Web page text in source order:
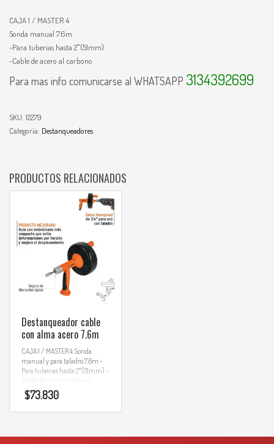
CAJA 1 / MASTER 4
Sonda manual 7.6m
-Para tuberias hasta 2″(51mm)
-Cable de acero al carbono
Para mas info comunicarse al WHATSAPP 3134392699
SKU: 12279
Categoría: Destanqueadores
PRODUCTOS RELACIONADOS
Destanqueador cable
con alma acero 7.6m
CAJA 1 / MASTER 4 Sonda
manual y para taladro 7.6m -
Para tuberias hasta 2″(51mm) -
Cable de acero al carbono
$73.830